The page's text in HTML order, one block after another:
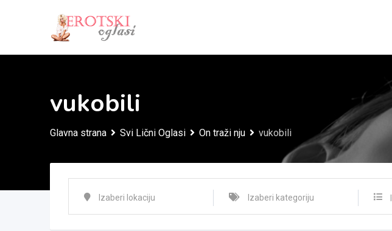
vukobili
Glavna strana Svi Lični Oglasi On traži nju vukobili